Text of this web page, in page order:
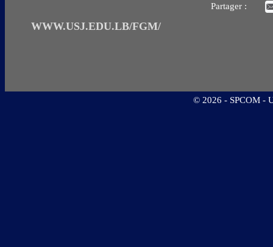
WWW.USJ.EDU.LB/FGM/
Partager :
© 2026 - SPCOM -